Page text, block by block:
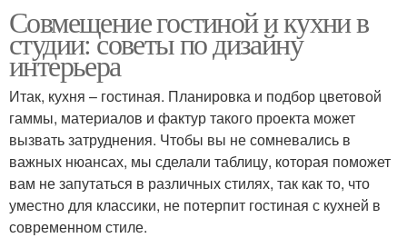
Совмещение гостиной и кухни в
студии: советы по дизайну
интерьера
Итак, кухня – гостиная. Планировка и подбор цветовой
гаммы, материалов и фактур такого проекта может
вызвать затруднения. Чтобы вы не сомневались в
важных нюансах, мы сделали таблицу, которая поможет
вам не запутаться в различных стилях, так как то, что
уместно для классики, не потерпит гостиная с кухней в
современном стиле.